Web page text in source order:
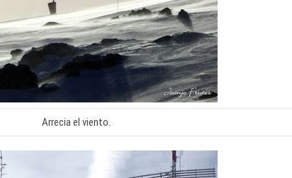
Arrecia el viento.